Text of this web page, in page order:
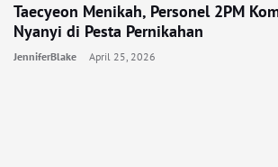
Taecyeon Menikah, Personel 2PM
Nyanyi di Pesta Pernikahan
JenniferBlake April 25, 2026